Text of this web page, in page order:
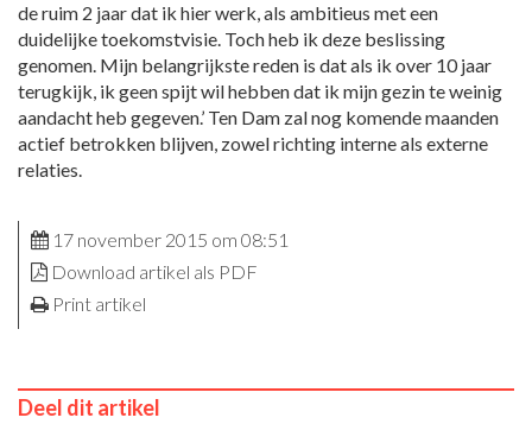
de ruim 2 jaar dat ik hier werk, als ambitieus met een
duidelijke toekomstvisie. Toch heb ik deze beslissing
genomen. Mijn belangrijkste reden is dat als ik over 10 jaar
terugkijk, ik geen spijt wil hebben dat ik mijn gezin te weinig
aandacht heb gegeven.’ Ten Dam zal nog komende maanden
actief betrokken blijven, zowel richting interne als externe
relaties.
17 november 2015 om 08:51
Download artikel als PDF
Print artikel
Deel dit artikel